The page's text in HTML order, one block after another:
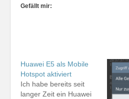
Gefällt mir:
Huawei E5 als Mobile
Hotspot aktiviert
Ich habe bereits seit
langer Zeit ein Huawei